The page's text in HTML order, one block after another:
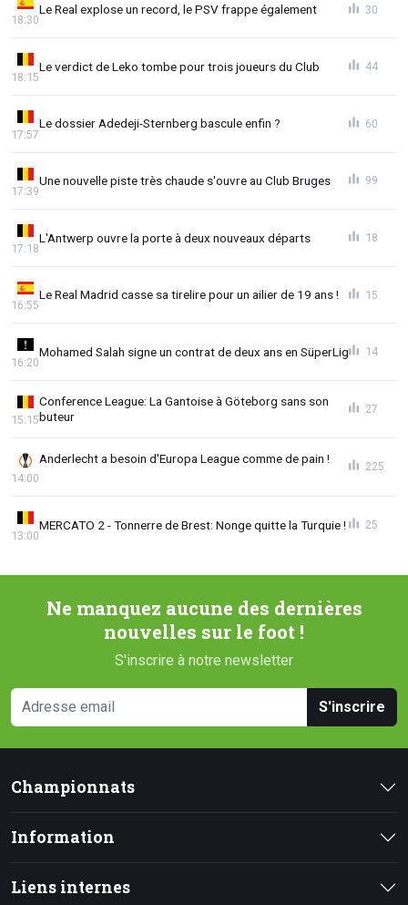
Le Real explose un record, le PSV frappe également
18:30
30
Le verdict de Leko tombe pour trois joueurs du Club
18:15
44
Le dossier Adedeji-Sternberg bascule enfin ?
17:57
60
Une nouvelle piste très chaude s'ouvre au Club Bruges
17:39
99
L'Antwerp ouvre la porte à deux nouveaux départs
17:18
18
Le Real Madrid casse sa tirelire pour un ailier de 19 ans !
16:55
15
Mohamed Salah signe un contrat de deux ans en SüperLig
16:20
14
Conference League: La Gantoise à Göteborg sans son
buteur
15:15
27
Anderlecht a besoin d'Europa League comme de pain !
14:00
225
MERCATO 2 - Tonnerre de Brest: Nonge quitte la Turquie !
13:00
25
Ne manquez aucune des dernières
nouvelles sur le foot !
S'inscrire à notre newsletter
S'inscrire
Championnats
Information
Liens internes